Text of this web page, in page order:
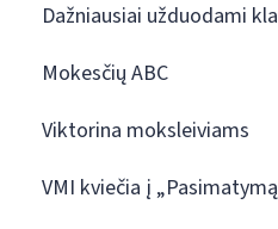
Dažniausiai užduodami
Mokesčių ABC
Viktorina moksleiviams
VMI kviečia į